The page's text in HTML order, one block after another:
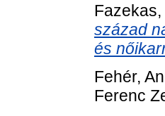
század
és
Fehér,
Ferenc